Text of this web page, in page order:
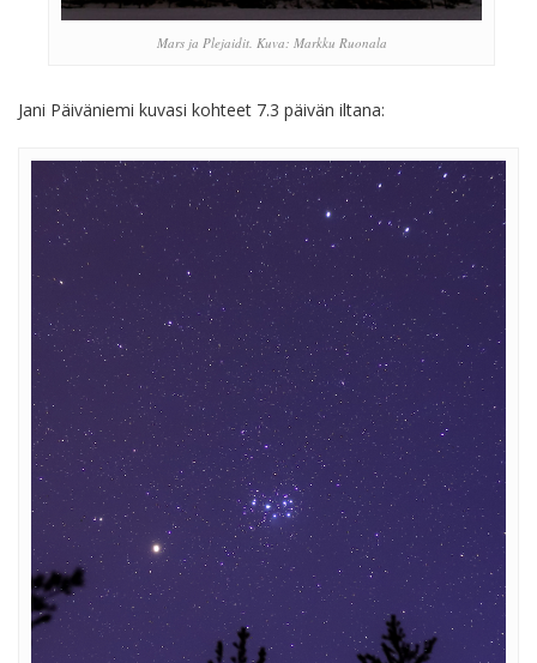
Mars ja Plejaidit. Kuva: Markku Ruonala
Jani Päiväniemi kuvasi kohteet 7.3 päivän iltana: